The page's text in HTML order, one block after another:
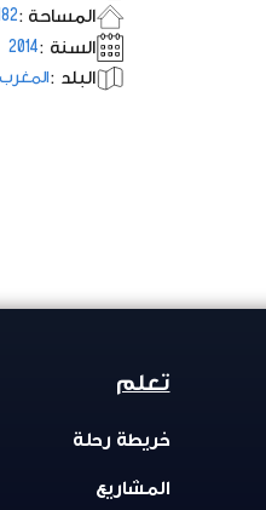
المساحة :
السنة :2014
البلد :
تعلم
خريطة رحلة
المشاريع